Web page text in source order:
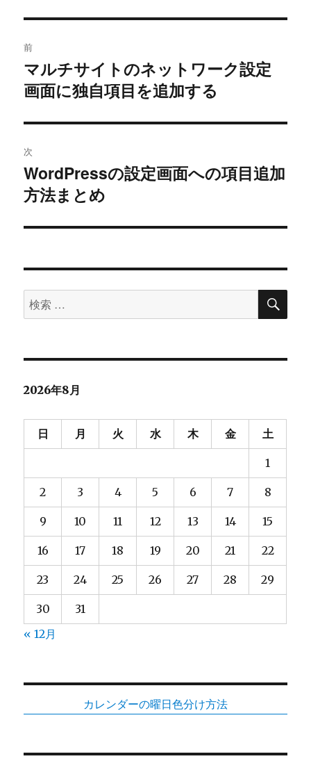
稿
ナ
ビ
ゲ
ー
シ
ン
前
過
去
投
稿:
マルチサイトのネットワーク設定
画面に独自項目を追加する
次
次
の
稿:
WordPressの設定画面への項目追加
方法まとめ
検
索
象:
検
2026年8月
日 月 火 水 木 金 土
1
2 3 4 5 6 7 8
9 10 11 12 13 14 15
16 17 18 19 20 21 22
23 24 25 26 27 28 29
30
31
« 12月
カレンダーの曜日色分け方法